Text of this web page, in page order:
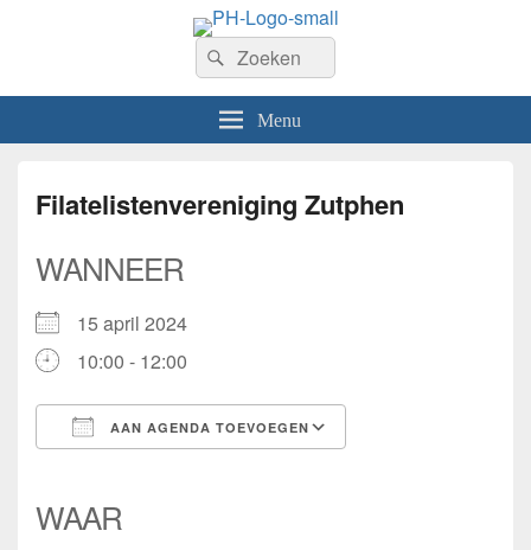
Welkom op de website van Postzegelvereniging PhilaHanze.
Zoeken
naar:
Zoeken
Menu
Filatelistenvereniging Zutphen
WANNEER
15 april 2024
10:00 - 12:00
AAN AGENDA TOEVOEGEN
WAAR